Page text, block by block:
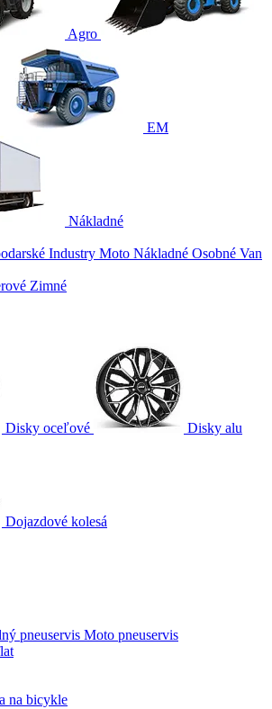
Agro
EM
Nákladné
Industry Moto Nákladné Osobné Van
Zimné
Disky oceľové Disky alu
Dojazdové kolesá
pneuservis Moto pneuservis
na bicykle